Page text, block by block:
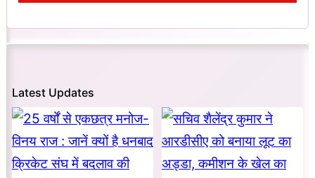
Latest Updates